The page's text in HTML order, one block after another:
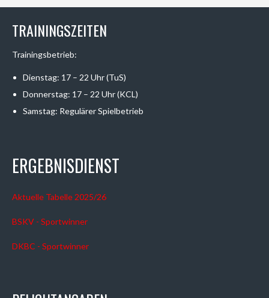
TRAININGSZEITEN
Trainingsbetrieb:
Dienstag: 17 – 22 Uhr (TuS)
Donnerstag: 17 – 22 Uhr (KCL)
Samstag: Regulärer Spielbetrieb
ERGEBNISDIENST
Aktuelle Tabelle 2025/26
BSKV - Sportwinner
DKBC - Sportwinner